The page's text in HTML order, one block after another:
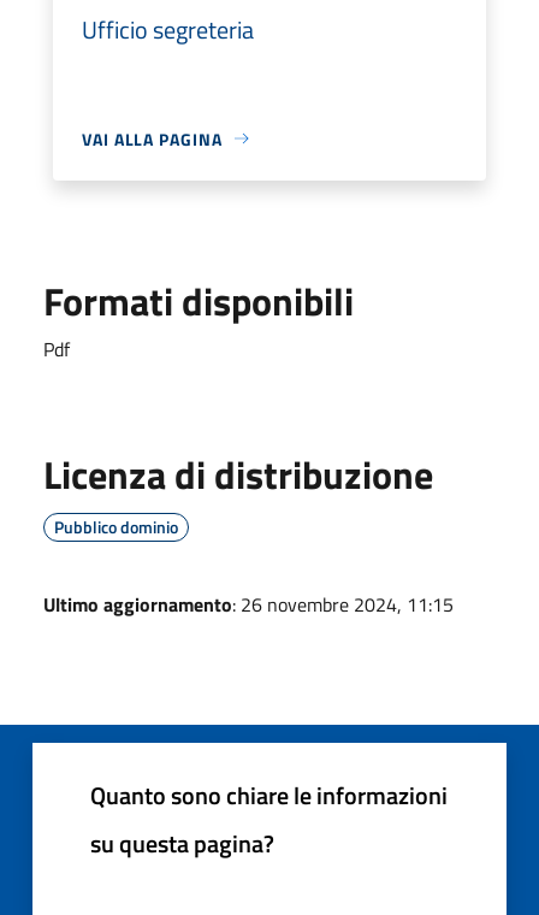
Ufficio segreteria
VAI ALLA PAGINA
Formati disponibili
Pdf
Licenza di distribuzione
Pubblico dominio
Ultimo aggiornamento: 26 novembre 2024, 11:15
Quanto sono chiare le informazioni
su questa pagina?